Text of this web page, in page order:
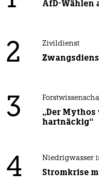
AfD-Wählen
2 Zivildienst
3
„Der
hartnäckig“
4 Niedrigwasser
Stromkrise